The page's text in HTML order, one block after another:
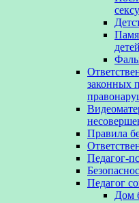
законных
Правила
Педагог-
Педагог
Дом